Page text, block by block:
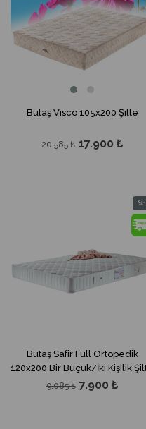
Butaş Visco 105x200 Şilte
17.900 ₺
20.585 ₺
Butaş Safir Full Ortopedik
120x200 Bir Buçuk/İki Kişilik
7.900 ₺
9.085 ₺